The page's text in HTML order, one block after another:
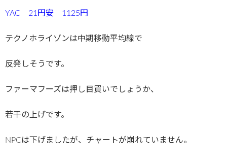
YAC 21円安 1125円
テクノホライゾンは中期移動平均線で
反発しそうです。
ファーマフーズは押し目買いでしょうか、
若干の上げです。
NPCは下げましたが、チャートが崩れていません。